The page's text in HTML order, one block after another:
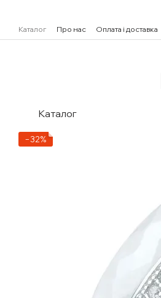
Каталог Про нас Оплата і доставка
Каталог
−32%